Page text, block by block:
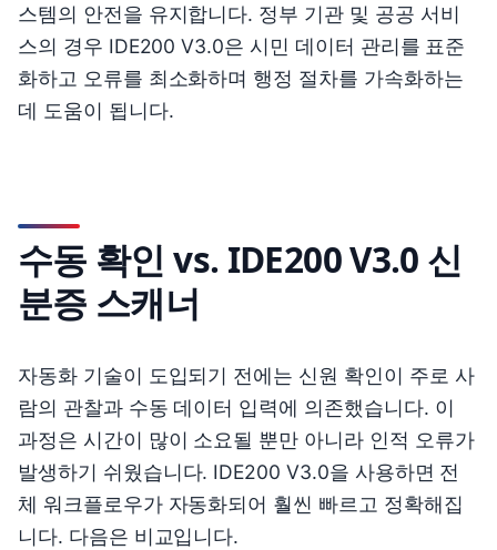
스템의 안전을 유지합니다. 정부 기관 및 공공 서비
스의 경우 IDE200 V3.0은 시민 데이터 관리를 표준
화하고 오류를 최소화하며 행정 절차를 가속화하는
데 도움이 됩니다.
수동 확인 vs. IDE200 V3.0 신
분증 스캐너
자동화 기술이 도입되기 전에는 신원 확인이 주로 사
람의 관찰과 수동 데이터 입력에 의존했습니다. 이
과정은 시간이 많이 소요될 뿐만 아니라 인적 오류가
발생하기 쉬웠습니다. IDE200 V3.0을 사용하면 전
체 워크플로우가 자동화되어 훨씬 빠르고 정확해집
니다. 다음은 비교입니다.